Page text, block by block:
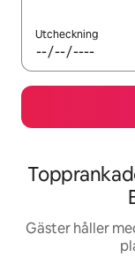
Utcheckning
Gäster håller